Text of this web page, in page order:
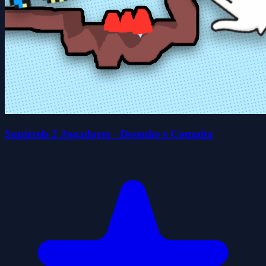
Squirrels 2 Jogadores - Desenhe e Compita